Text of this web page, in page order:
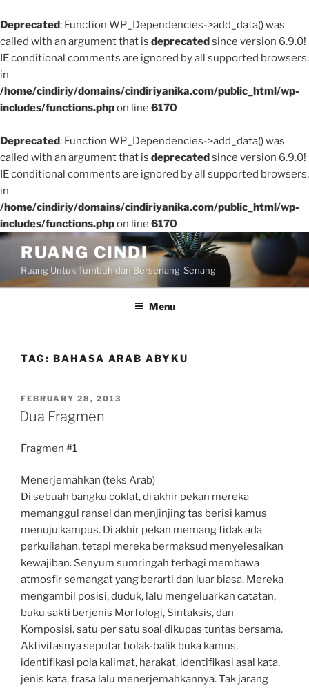
Deprecated: Function WP_Dependencies->add_data() was
called with an argument that is deprecatedsince version 6.9.0!
IE conditional comments are ignored by all supported browsers.
in
/home/cindiriy/domains/cindiriyanika.com/public_html/wp-
includes/functions.phpon line 6170
Deprecated: Function WP_Dependencies->add_data() was
called with an argument that is deprecatedsince version 6.9.0!
IE conditional comments are ignored by all supported browsers.
in
/home/cindiriy/domains/cindiriyanika.com/public_html/wp-
includes/functions.phpon line 6170
Skip
content
RUANG CINDI
Ruang Untuk Tumbuh dan Bersenang-Senang
Menu
TAG: BAHASA ARAB ABYKU
POSTED
ON
FEBRUARY 28, 2013
Dua Fragmen
Fragmen #1
Menerjemahkan (teks Arab)
Di sebuah bangku coklat, di akhir pekan mereka
memanggul ransel dan menjinjing tas berisi kamus
menuju kampus. Di akhir pekan memang tidak ada
perkuliahan, tetapi mereka bermaksud menyelesaikan
kewajiban. Senyum sumringah terbagi membawa
atmosfir semangat yang berarti dan luar biasa. Mereka
mengambil posisi, duduk, lalu mengeluarkan catatan,
buku sakti berjenis Morfologi, Sintaksis, dan
Komposisi. satu per satu soal dikupas tuntas bersama.
Aktivitasnya seputar bolak-balik buka kamus,
identifikasi pola kalimat, harakat, identifikasi asal kata,
jenis kata, frasa lalu menerjemahkannya. Tak jarang